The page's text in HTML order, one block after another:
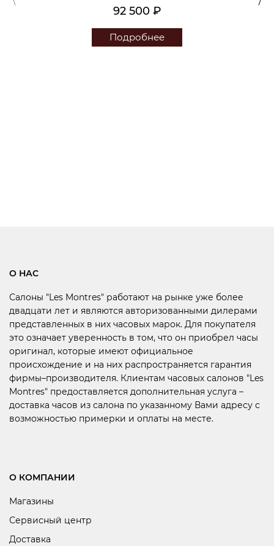
92 500 ₽
Подробнее
О НАС
Салоны "Les Montres" работают на рынке уже более
двадцати лет и являются авторизованными дилерами
представленных в них часовых марок. Для покупателя
это означает уверенность в том, что он приобрел часы
оригинал, которые имеют официальное
происхождение и на них распространяется гарантия
фирмы–производителя. Клиентам часовых салонов "Les
Montres" предоставляется дополнительная услуга –
доставка часов из салона по указанному Вами адресу с
возможностью примерки и оплаты на месте.
О КОМПАНИИ
Магазины
Сервисный центр
Доставка